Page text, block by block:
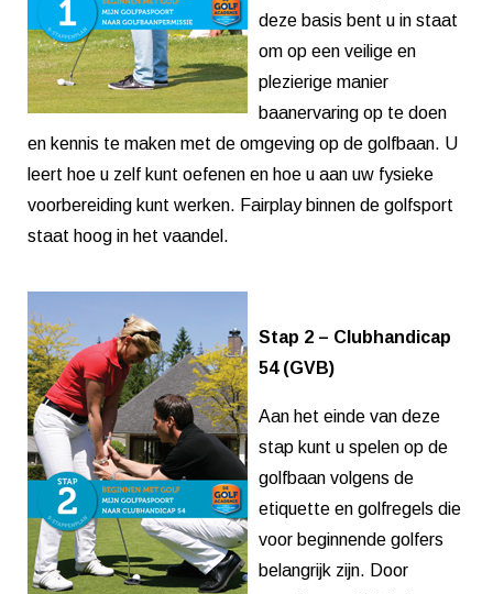
deze basis bent u in staat
om op een veilige en
plezierige manier
baanervaring op te doen
en kennis te maken met de omgeving op de golfbaan. U
leert hoe u zelf kunt oefenen en hoe u aan uw fysieke
voorbereiding kunt werken. Fairplay binnen de golfsport
staat hoog in het vaandel.
Stap 2 – Clubhandicap
54 (GVB)
Aan het einde van deze
stap kunt u spelen op de
golfbaan volgens de
etiquette en golfregels die
voor beginnende golfers
belangrijk zijn. Door